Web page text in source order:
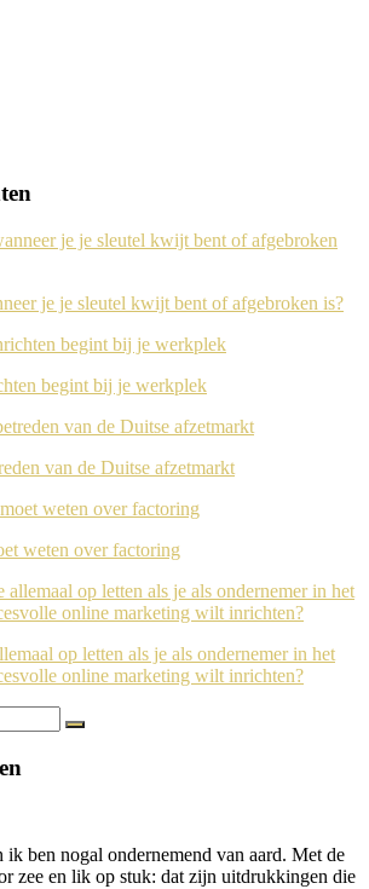
je je sleutel kwijt bent of afgebroken is?
begint bij je werkplek
van de Duitse afzetmarkt
weten over factoring
op letten als je als ondernemer in het
online marketing wilt inrichten?
Zoeken
ben nogal ondernemend van aard. Met de
zee en lik op stuk: dat zijn uitdrukkingen die